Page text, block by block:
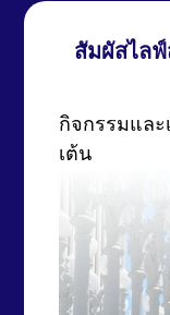
สัมผัสไล
กิจกรรมแล
เต้น